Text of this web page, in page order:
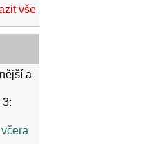
vše
a
3:
včera